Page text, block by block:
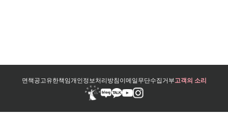
면책공고유한책임개인정보처리방침이메일무단수집거부고객의 소리